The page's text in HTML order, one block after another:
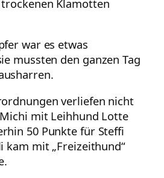
Klamotten
war es etwas
mussten den ganzen Tag
verliefen nicht
mit Leihhund Lotte
50 Punkte für Steffi
kam mit „Freizeithund“